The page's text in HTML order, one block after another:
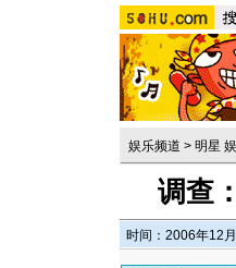
娱乐频道 > 明星
调查
时间：2006年12